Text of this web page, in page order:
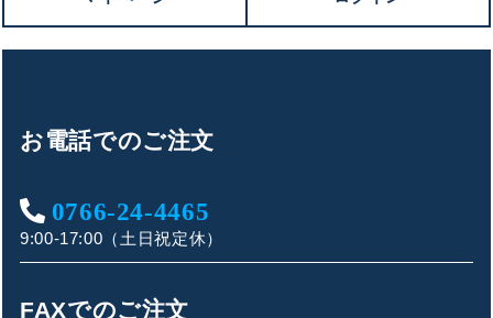
お電話でのご注文
0766-24-4465
9:00-17:00（土日祝定休）
FAXでのご注文